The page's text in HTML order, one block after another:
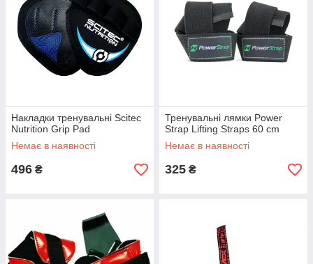
Накладки тренувальні Scitec
Nutrition Grip Pad
Немає в наявності
496 ₴
Тренувальні лямки Power
Strap Lifting Straps 60 cm
Немає в наявності
325 ₴